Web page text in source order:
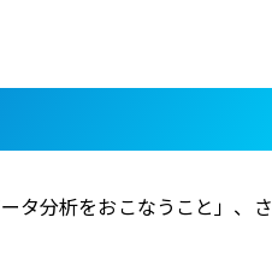
タ分析をおこなうこと」、さ